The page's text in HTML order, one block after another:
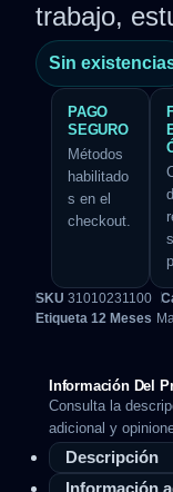
trabajo,
Sin
PAGO
SEGURO
Métodos
habilitado
s en el
checkout.
SKU 31010231100
Etiqueta 12 Meses
Información Del
Consulta la
adicional y
Descripción
Información